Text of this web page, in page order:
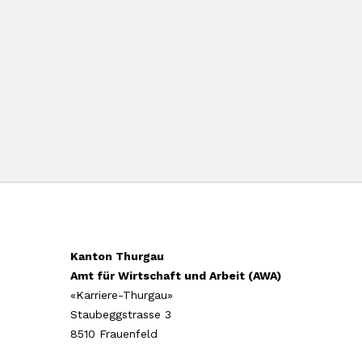
Kanton Thurgau
Amt für Wirtschaft und Arbeit (AWA)
«Karriere-Thurgau»
Staubeggstrasse 3
8510 Frauenfeld